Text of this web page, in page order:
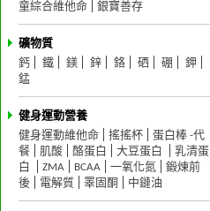
童綜合維他命
銀寶善存
礦物質
鈣
鐵 鎂 鋅 鉻 硒 硼
鉀
錳
健身運動營養
健身運動維他命
搖搖杯
蛋白棒 -代
餐
肌酸 酪蛋白 大豆蛋白
乳清蛋
白
ZMA BCAA 一氧化氮
鍛煉前
後
電解質 睪固酮 中鏈油